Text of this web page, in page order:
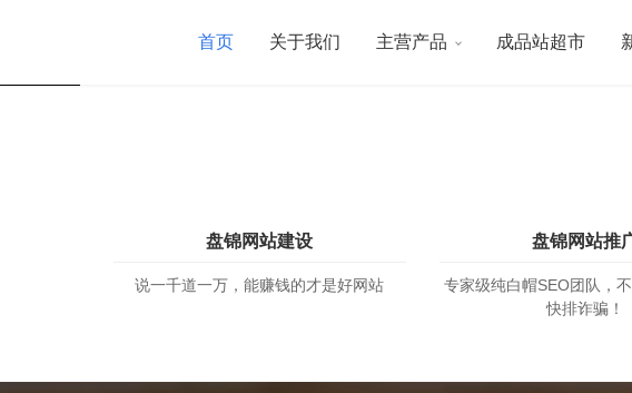
首页 关于我们 主营产品 成品站超市
盘锦网站建设
说一千道一万，能赚钱的才是好网站
盘锦网站推
专家级纯白帽SEO团队，
快排诈骗！